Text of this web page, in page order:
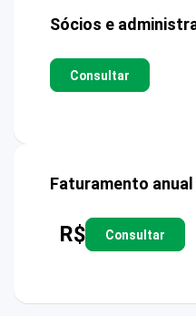
Sócios e
Consultar
Faturamento anual
R$ Consultar